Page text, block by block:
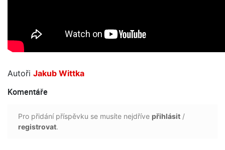
Autoři Jakub Wittka
Komentáře
Pro přidání příspěvku se musíte nejdříve přihlásit /
registrovat.